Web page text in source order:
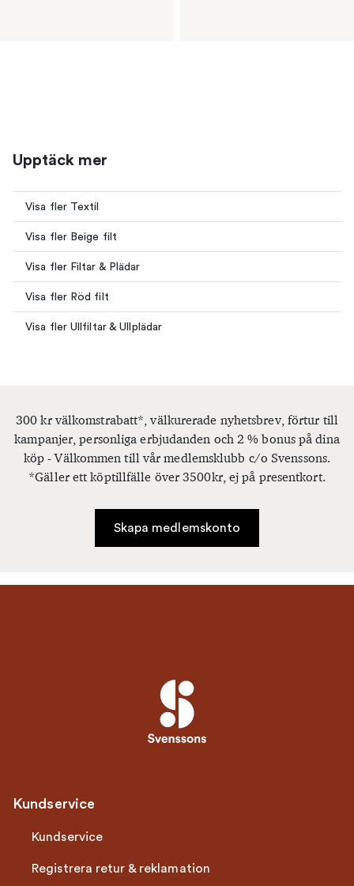
Upptäck mer
Visa fler Textil
Visa fler Beige filt
Visa fler Filtar & Plädar
Visa fler Röd filt
Visa fler Ullfiltar & Ullplädar
300 kr välkomstrabatt*, välkurerade nyhetsbrev, förtur till
kampanjer, personliga erbjudanden och 2 % bonus på dina
köp - Välkommen till vår medlemsklubb c/o Svenssons.
*Gäller ett köptillfälle över 3500kr, ej på presentkort.
Skapa medlemskonto
Kundservice
Kundservice
Registrera retur & reklamation